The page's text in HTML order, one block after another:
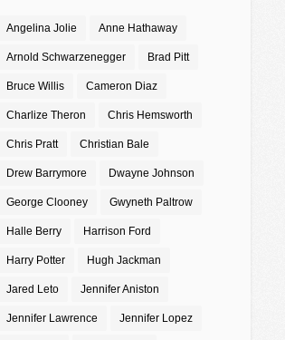
Angelina Jolie Anne Hathaway
Arnold Schwarzenegger Brad Pitt
Bruce Willis Cameron Diaz
Charlize Theron Chris Hemsworth
Chris Pratt Christian Bale
Drew Barrymore Dwayne Johnson
George Clooney Gwyneth Paltrow
Halle Berry Harrison Ford
Harry Potter Hugh Jackman
Jared Leto Jennifer Aniston
Jennifer Lawrence Jennifer Lopez